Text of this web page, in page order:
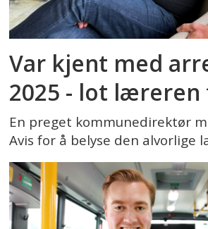
Var kjent med
2025 - lot
En preget kommunedirektør
Avis for å belyse den alvorlige